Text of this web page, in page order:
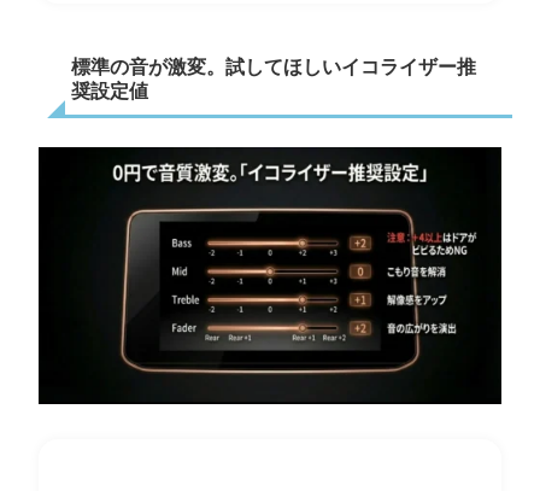
標準の音が激変。試してほしいイコライザー推
奨設定値